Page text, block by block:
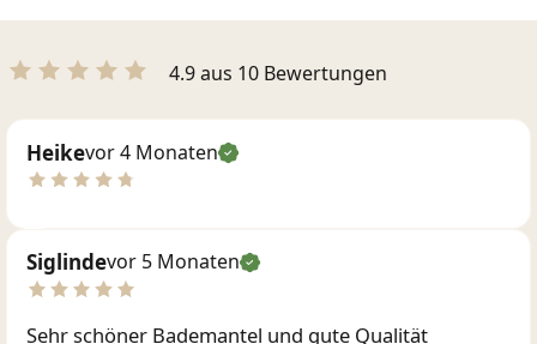
4.9 aus 10 Bewertungen
Heikevor 4 Monaten
Siglindevor 5 Monaten
Sehr schöner Bademantel und gute Qualität